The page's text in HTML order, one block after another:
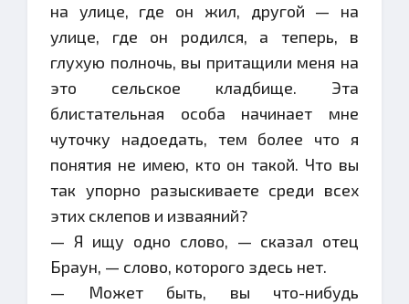
на улице, где он жил, другой — на
улице, где он родился, а теперь, в
глухую полночь, вы притащили меня на
это сельское кладбище. Эта
блистательная особа начинает мне
чуточку надоедать, тем более что я
понятия не имею, кто он такой. Что вы
так упорно разыскиваете среди всех
этих склепов и изваяний?
— Я ищу одно слово, — сказал отец
Браун, — слово, которого здесь нет.
— Может быть, вы что-нибудь